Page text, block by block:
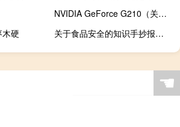
NVIDIA GeForce G210（关于NVIDIA GeForce G210的介绍）
硬
关于食品安全的知识手抄报（关于食品安全的知识）
☚